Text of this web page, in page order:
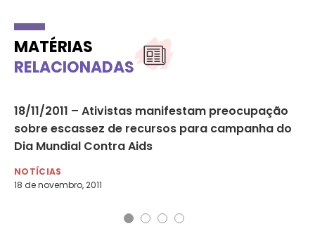
MATÉRIAS
RELACIONADAS
18/11/2011 – Ativistas manifestam preocupação
sobre escassez de recursos para campanha do
Dia Mundial Contra Aids
NOTÍCIAS
18 de novembro, 2011